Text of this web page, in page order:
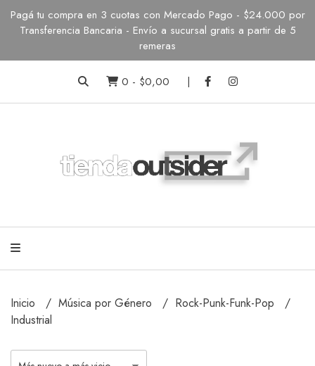
Pagá tu compra en 3 cuotas con Mercado Pago - $24.000 por
Transferencia Bancaria - Envío a sucursal gratis a partir de 5
remeras
0 - $0,00
Inicio Música por Género
Rock-Punk-Funk-Pop
Industrial